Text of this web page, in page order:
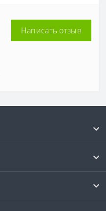
Написать отзыв